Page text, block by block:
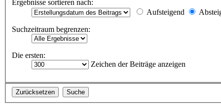
Ergebnisse sortieren nach:
Aufsteigend
Suchzeitraum begrenzen:
Die ersten:
Zeichen der Beiträge anzeigen